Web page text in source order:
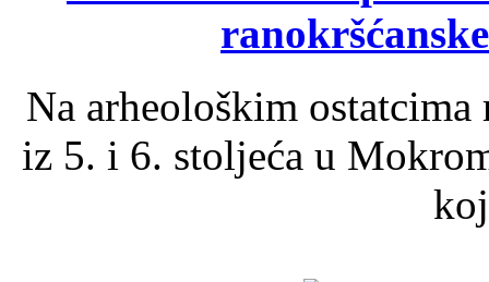
Na arheološkim
iz 5. i 6. stoljeća u